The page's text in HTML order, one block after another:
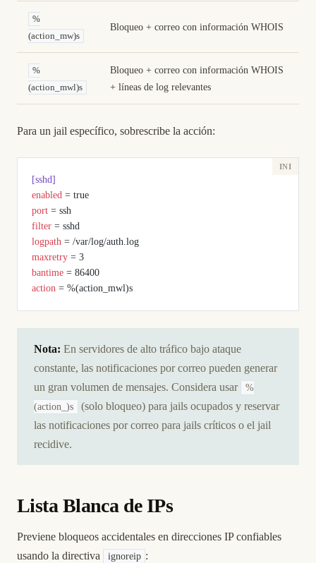
%
(action_mw)s
Bloqueo + correo con información WHOIS
%
(action_mwl)s
Bloqueo + correo con información WHOIS
+ líneas de log relevantes
Para un jail específico, sobrescribe la acción:
[sshd]
enabled = true
port = ssh
filter = sshd
logpath = /var/log/auth.log
maxretry = 3
bantime = 86400
action = %(action_mwl)s
Nota: En servidores de alto tráfico bajo ataque
constante, las notificaciones por correo pueden generar
un gran volumen de mensajes. Considera usar
%
(action_)s
(solo bloqueo) para jails ocupados y reservar
las notificaciones por correo para jails críticos o el jail
recidive.
Lista Blanca de IPs
Previene bloqueos accidentales en direcciones IP confiables
usando la directiva
ignoreip :